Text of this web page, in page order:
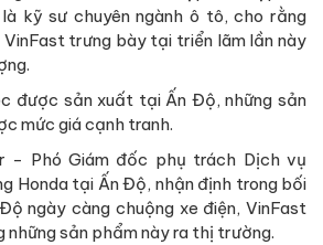
kỹ sư chuyên ngành ô tô, cho rằng
VinFast trưng bày tại triển lãm lần này
được sản xuất tại Ấn Độ, những sản
mức giá cạnh tranh.
- Phó Giám đốc phụ trách Dịch vụ
Honda tại Ấn Độ, nhận định trong bối
ngày càng chuộng xe điện, VinFast
những sản phẩm này ra thị trường.